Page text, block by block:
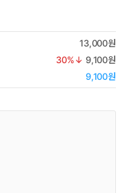
13,000원
30%↓ 9,100원
9,100원